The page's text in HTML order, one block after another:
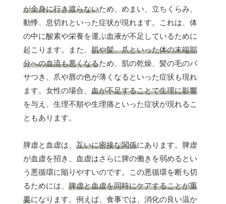
が全身に行き渡らないため、めまい、立ちくらみ、
動悸、息切れといった症状が現れます。これは、体
の中に酸素や栄養を運ぶ血液が不足しているために
起こります。また、 肌や髪、爪といった体の末端部
分への血流も悪くなるため、肌の乾燥、髪の毛のパ
サつき、爪や唇の色が薄くなるといった症状も現れ
ます。女性の場合、 血が不足することで生理に影響
を与え、生理不順や生理痛といった症状が現れるこ
ともあります。
脾虚と血虚は、 互いに密接な関係にあります。脾虚
が血虚を招き、血虚はさらに脾の働きを弱めるとい
う悪循環に陥りやすいのです。この悪循環を断ち切
るためには、 脾虚と血虚を同時にケアすることが重
要になります。例えば、食事では、消化の良い温か